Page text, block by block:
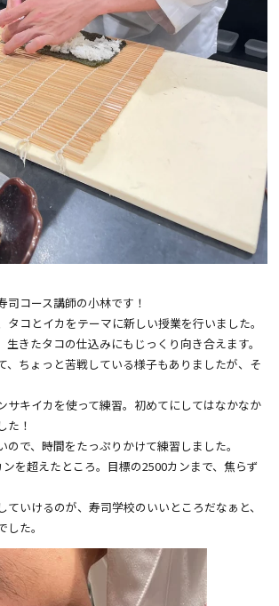
司コース講師の小林です！
タコとイカをテーマに新しい授業を行いました。
生きたタコの仕込みにもじっくり向き合えます。
、ちょっと苦戦している様子もありましたが、そ
サキイカを使って練習。初めてにしてはなかなか
た！
ので、時間をたっぷりかけて練習しました。
を超えたところ。目標の2500カンまで、焦らず
ていけるのが、寿司学校のいいところだなぁと、
た。